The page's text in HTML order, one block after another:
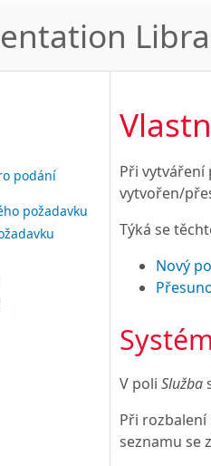
podání
požadavku
Při vytváření
vytvořen/
Týká se
Nový
V poli Služba
Při rozbalení
seznamu se